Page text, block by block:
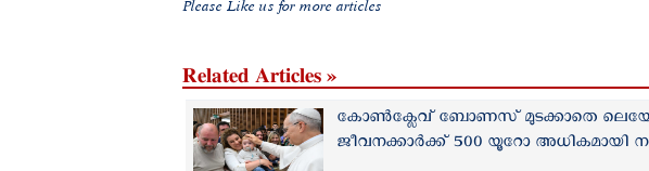
Please Like us for more articles
Related Articles »
കോൺക്ലേവ് ബോണസ് മുടക്കാതെ ലെയോ
ജീവനക്കാര്‍ക്ക് 500 യൂറോ അധികമായി